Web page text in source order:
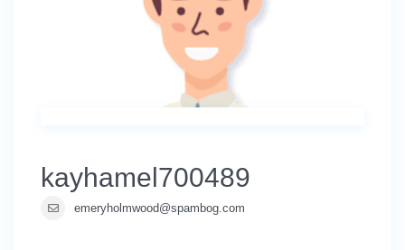
kayhamel700489
emeryholmwood@spambog.com